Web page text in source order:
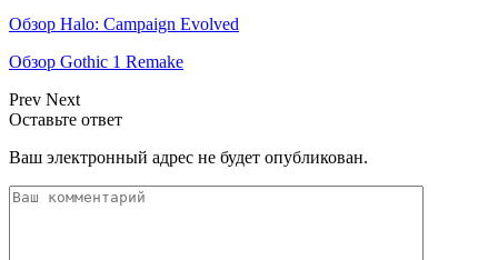
Обзор Halo: Campaign Evolved
Обзор Gothic 1 Remake
Prev Next
Оставьте ответ
Ваш электронный адрес не будет опубликован.